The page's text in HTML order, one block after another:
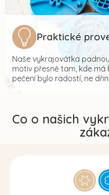
Praktické
Naše vykrajovátka
motiv přesně tam, kde
pečení bylo radostí, ne
Co o našich